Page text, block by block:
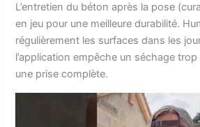
L’entretien du béton après la pose
en jeu pour une meilleure durabilité.
régulièrement les surfaces dans les
l’application empêche un séchage
une prise complète.